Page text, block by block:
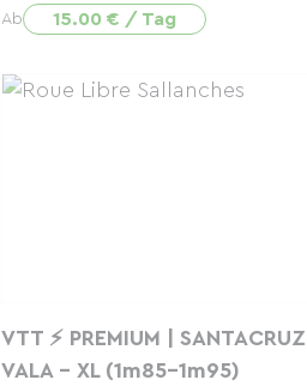
Ab 15.00 € / Tag
VTT ⚡ PREMIUM | SANTACRUZ
VALA - XL (1m85-1m95)